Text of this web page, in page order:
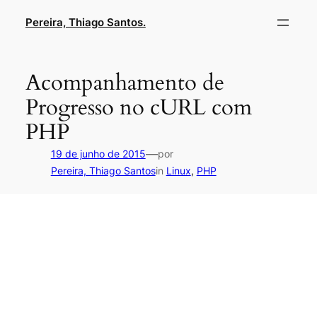
Pereira, Thiago Santos.
Acompanhamento de
Progresso no cURL com
PHP
19 de junho de 2015—por
Pereira, Thiago Santosin Linux, PHP